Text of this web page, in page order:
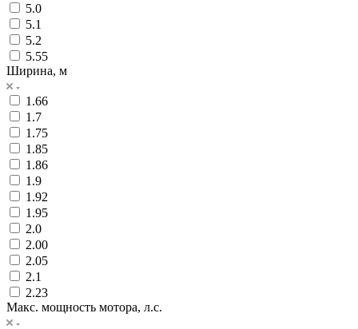
5.0
5.1
5.2
5.55
Ширина, м
1.66
1.7
1.75
1.85
1.86
1.9
1.92
1.95
2.0
2.00
2.05
2.1
2.23
Макс. мощность мотора, л.с.